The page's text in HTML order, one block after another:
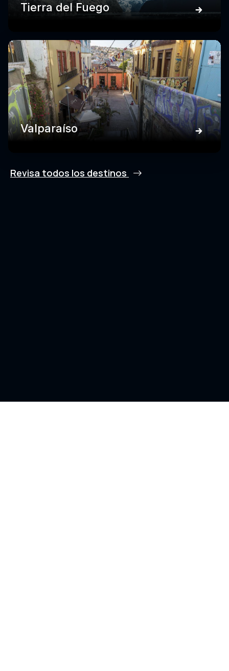
Tierra del Fuego
Valparaíso
Revisa todos los destinos